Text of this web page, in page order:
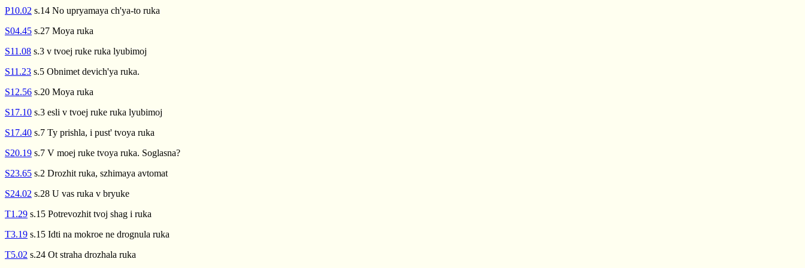
P10.02 s.14 No upryamaya ch'ya-to ruka
S04.45 s.27 Moya ruka
S11.08 s.3 v tvoej ruke ruka lyubimoj
S11.23 s.5 Obnimet devich'ya ruka.
S12.56 s.20 Moya ruka
S17.10 s.3 esli v tvoej ruke ruka lyubimoj
S17.40 s.7 Ty prishla, i pust' tvoya ruka
S20.19 s.7 V moej ruke tvoya ruka. Soglasna?
S23.65 s.2 Drozhit ruka, szhimaya avtomat
S24.02 s.28 U vas ruka v bryuke
T1.29 s.15 Potrevozhit tvoj shag i ruka
T3.19 s.15 Idti na mokroe ne drognula ruka
T5.02 s.24 Ot straha drozhala ruka